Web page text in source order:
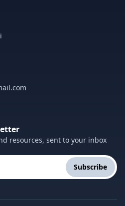
resources, sent to your inbox
Subscribe